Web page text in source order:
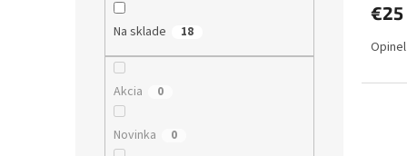
Na sklade 18
Akcia 0
Novinka 0
€25